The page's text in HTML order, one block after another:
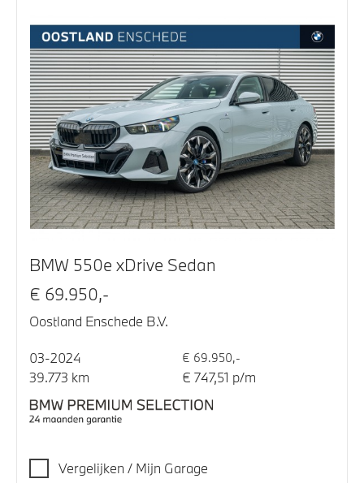
BMW 550e xDrive Sedan
€ 69.950,-
Oostland Enschede B.V.
03-2024 € 69.950,-
39.773 km € 747,51 p/m
Vergelijken / Mijn Garage